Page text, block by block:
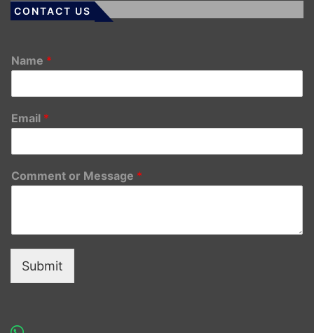
CONTACT US
Name *
Email *
Comment or Message *
Submit